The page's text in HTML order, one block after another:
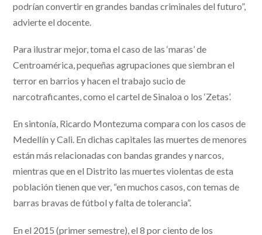
podrían convertir en grandes bandas criminales del futuro”,
advierte el docente.
Para ilustrar mejor, toma el caso de las ‘maras’ de
Centroamérica, pequeñas agrupaciones que siembran el
terror en barrios y hacen el trabajo sucio de
narcotraficantes, como el cartel de Sinaloa o los ‘Zetas’.
En sintonía, Ricardo Montezuma compara con los casos de
Medellín y Cali. En dichas capitales las muertes de menores
están más relacionadas con bandas grandes y narcos,
mientras que en el Distrito las muertes violentas de esta
población tienen que ver, “en muchos casos, con temas de
barras bravas de fútbol y falta de tolerancia”.
En el 2015 (primer semestre), el 8 por ciento de los